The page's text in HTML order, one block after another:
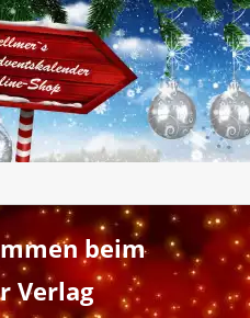
beim
Verlag